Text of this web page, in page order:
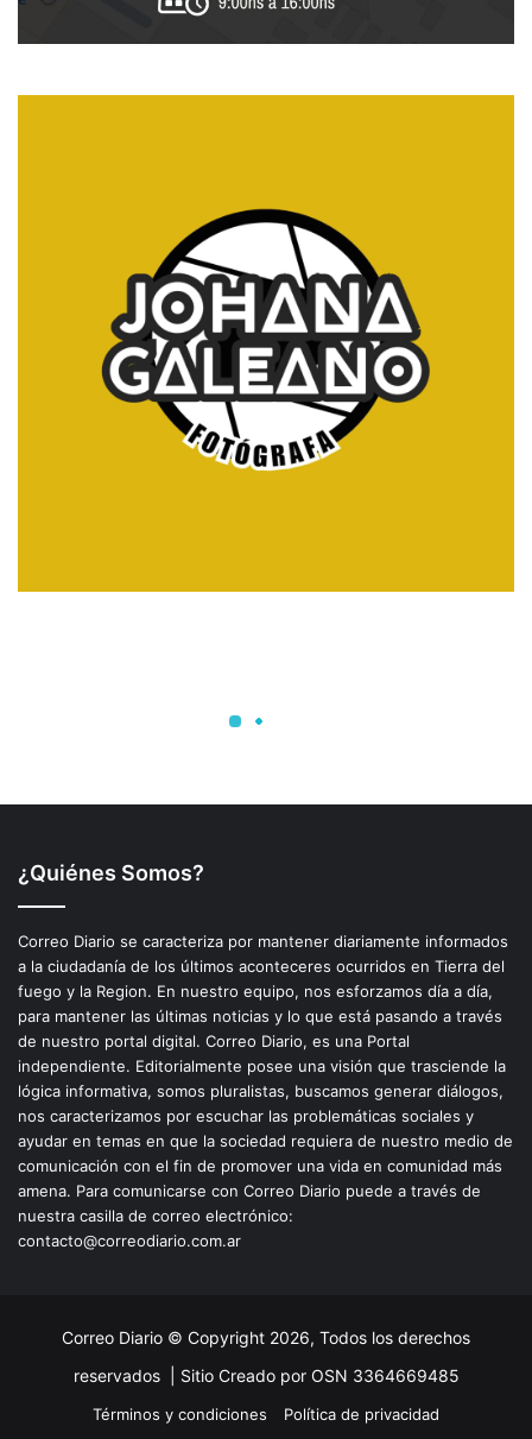
¿Quiénes Somos?
Correo Diario se caracteriza por mantener diariamente informados
a la ciudadanía de los últimos aconteceres ocurridos en Tierra del
fuego y la Region. En nuestro equipo, nos esforzamos día a día,
para mantener las últimas noticias y lo que está pasando a través
de nuestro portal digital. Correo Diario, es una Portal
independiente. Editorialmente posee una visión que trasciende la
lógica informativa, somos pluralistas, buscamos generar diálogos,
nos caracterizamos por escuchar las problemáticas sociales y
ayudar en temas en que la sociedad requiera de nuestro medio de
comunicación con el fin de promover una vida en comunidad más
amena. Para comunicarse con Correo Diario puede a través de
nuestra casilla de correo electrónico:
contacto@correodiario.com.ar
Correo Diario © Copyright 2026, Todos los derechos
reservados | Sitio Creado por OSN 3364669485
Términos y condiciones Política de privacidad